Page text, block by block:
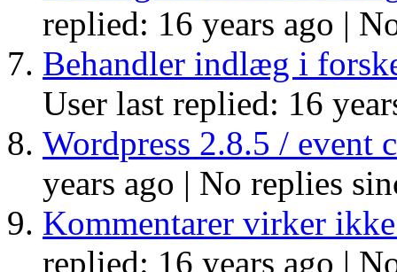
replied: 16 years ago |
Behandler indlæg i
User last replied: 16
Wordpress 2.8.5 / event
years ago | No replies
Kommentarer virker
replied: 16 years ago |